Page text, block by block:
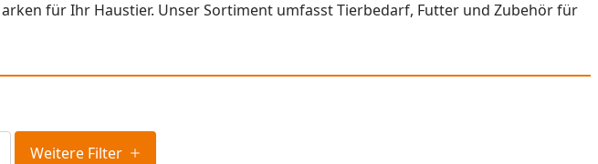
für Ihr Haustier. Unser Sortiment umfasst Tierbedarf, Futter und Zubehör für
Weitere Filter